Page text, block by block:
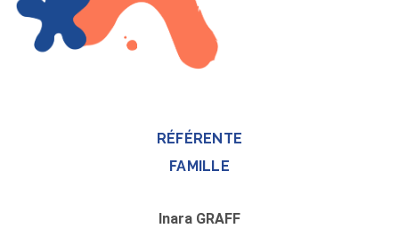
RÉFÉRENTE
FAMILLE
Inara GRAFF